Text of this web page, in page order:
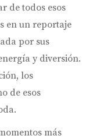
de todos esos
en un reportaje
por sus
y diversión.
los
de esos
más